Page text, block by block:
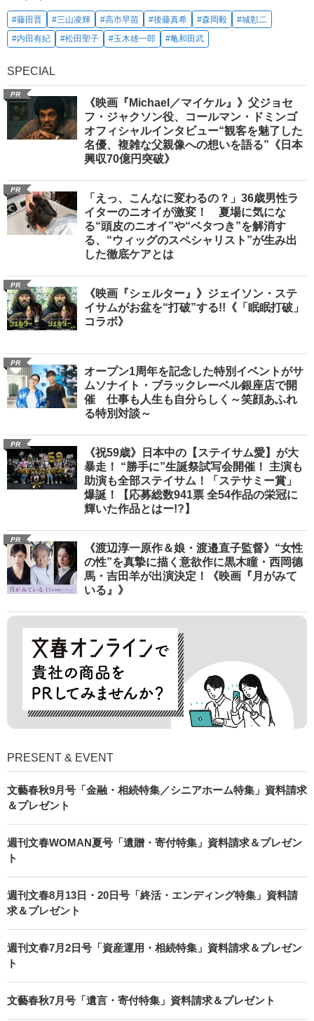
#藤田晋 #三山凌輝 #高市早苗 #後藤真希 #森岡毅
#城彰二
#内田有紀
#松田聖子 #玉木雄一郎 #亀和田武
SPECIAL
PR
《映画『Michael／マイケル』》父ジョセ
フ・ジャクソン役、コールマン・ドミンゴ
オフィシャルインタビュー“観客を魅了した
名優、複雑な父親像への想いを語る”《日本
興収70億円突破》
PR
「えっ、こんなに変わるの？」36歳男性ラ
イターのニオイが激変！ 夏場に気にな
る“頭皮のニオイ”や“ベタつき”を解消す
る、“ウィッグのスペシャリスト”が生み出
した徹底ケアとは
PR
《映画『シェルター』》ジェイソン・ステ
イサムがお盆を“打破”する!!《「眠眠打破」
コラボ》
PR
オープン1周年を記念した特別イベントがサ
ムソナイト・ブラックレーベル銀座店で開
催 仕事も人生も自分らしく～笑顔あふれ
る特別対談～
PR
《祝59歳》日本中の【ステイサム愛】が大
暴走！ “勝手に”生誕祭試写会開催！ 主演も
助演も全部ステイサム！「ステサミー賞」
爆誕！【応募総数941票 全54作品の栄冠に
輝いた作品とはー!?】
PR
《渡辺淳一原作＆娘・渡邉直子監督》“女性
の性”を真摯に描く意欲作に黒木瞳・西岡德
馬・吉田羊が出演決定！《映画『月がみて
いる』》
PRESENT & EVENT
文藝春秋9月号「金融・相続特集／シニアホーム特集」資料請求
＆プレゼント
週刊文春WOMAN夏号「遺贈・寄付特集」資料請求＆プレゼン
ト
週刊文春8月13日・20日号「終活・エンディング特集」資料請
求＆プレゼント
週刊文春7月2日号「資産運用・相続特集」資料請求＆プレゼン
ト
文藝春秋7月号「遺言・寄付特集」資料請求＆プレゼント